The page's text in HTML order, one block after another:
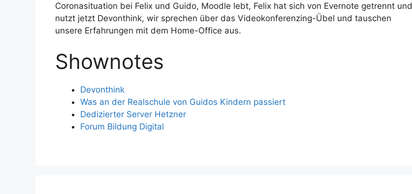
Coronasituation bei Felix und Guido, Moodle lebt, Felix hat sich von Evernote getrennt und
nutzt jetzt Devonthink, wir sprechen über das Videokonferenzing-Übel und tauschen
unsere Erfahrungen mit dem Home-Office aus.
Shownotes
Devonthink
Was an der Realschule von Guidos Kindern passiert
Dedizierter Server Hetzner
Forum Bildung Digital